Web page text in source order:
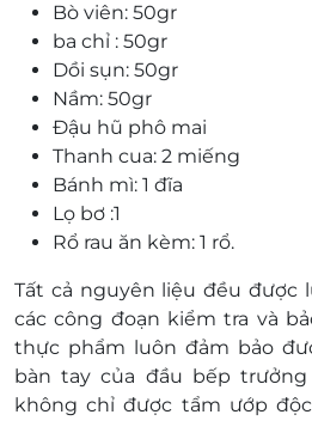
Bò viên: 50gr
ba chỉ : 50gr
Dồi sụn: 50gr
Nầm: 50gr
Đậu hũ phô mai
Thanh cua: 2 miếng
Bánh mì: 1 đĩa
Lọ bơ :1
Rổ rau ăn kèm: 1 rổ.
Tất cả nguyên liệu đều được
các công đoạn kiểm tra và
thực phẩm luôn đảm bảo
bàn tay của đầu bếp
không chỉ được tẩm ướp